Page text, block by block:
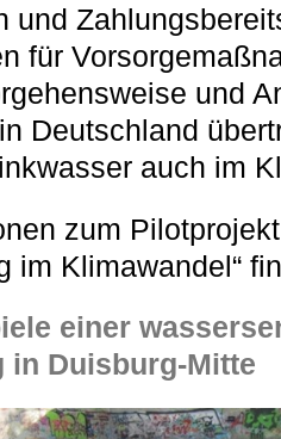
und
für
und
Deutschland
auch im
zum
im Klimawandel“
einer
in Duisburg-Mitte